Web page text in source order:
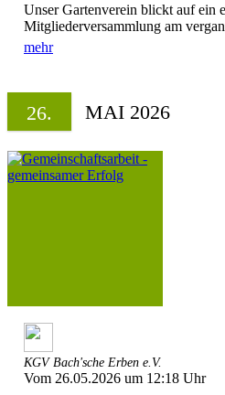
Unser Gartenverein blickt auf ein
Mitgliederversammlung am
mehr
26. MAI 2026
KGV Bach'sche Erben e.V.
Vom 26.05.2026 um 12:18 Uhr